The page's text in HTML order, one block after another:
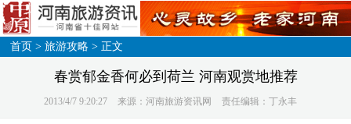
首页 >旅游攻略 > 正文
春赏郁金香何必到荷兰 河南观赏地推荐
2013/4/7 9:20:27 来源：河南旅游资讯网 责任编辑：丁永丰